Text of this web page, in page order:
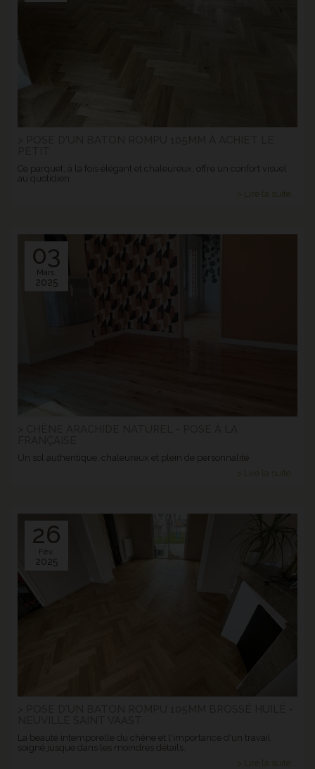
Ce parquet, à la fois élégant et chaleureux, offre un confort visuel
au quotidien.
> Lire la suite...
03
Mars.
2025
Un sol authentique, chaleureux et plein de personnalité
> Lire la suite...
26
Fév.
2025
La beauté intemporelle du chêne et l'importance d'un travail
soigné jusque dans les moindres détails.
> Lire la suite...